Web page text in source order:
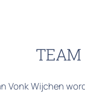
Vonk Wijchen